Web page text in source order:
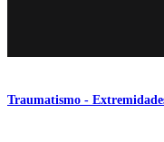
Traumatismo -